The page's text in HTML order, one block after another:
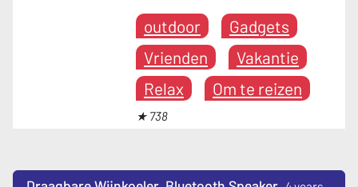
outdoor
Gadgets
Vrienden
Vakantie
Relax
Om te reizen
★ 738